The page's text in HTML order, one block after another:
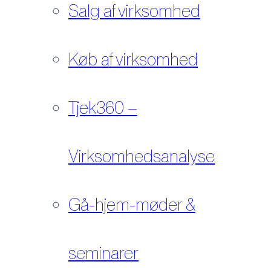
Salg af virksomhed
Køb af virksomhed
Tjek360 –
Virksomhedsanalyse
Gå-hjem-møder &
seminarer